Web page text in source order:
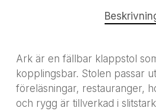
Ark är en fällbar klappstol
kopplingsbar. Stolen passar
föreläsningar, restauranger,
och rygg är tillverkad i